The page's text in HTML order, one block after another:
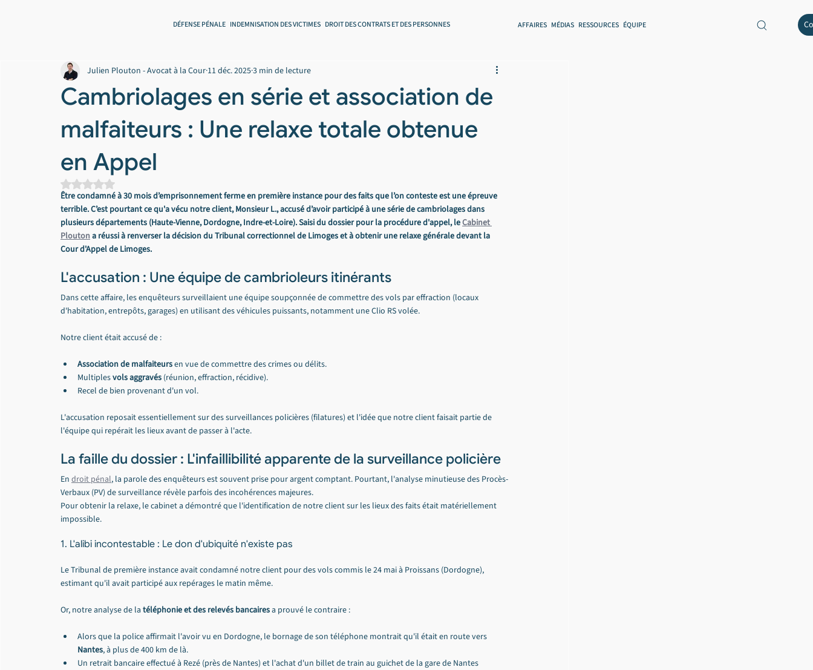
DÉFENSE PÉNALE INDEMNISATION DES VICTIMES DROIT DES CONTRATS ET DES PERSONNES AFFAIRES MÉDIAS RESSOURCES ÉQUIPE
Cambriolages en série et association de
malfaiteurs : Une relaxe totale obtenue
en Appel
Julien Plouton - Avocat à la Cour 11 déc. 20253 min de lecture
Noté NaN étoiles sur 5.
Être condamné à 30 mois d’emprisonnement ferme en première instance pour des faits que l’on conteste est une épreuve
terrible. C’est pourtant ce qu'a vécu notre client, Monsieur L., accusé d’avoir participé à une série de cambriolages dans
plusieurs départements (Haute-Vienne, Dordogne, Indre-et-Loire). Saisi du dossier pour la procédure d'appel, le Cabinet
Plouton a réussi à renverser la décision du Tribunal correctionnel de Limoges et à obtenir une relaxe générale devant la
Cour d'Appel de Limoges.
L'accusation : Une équipe de cambrioleurs itinérants
Dans cette affaire, les enquêteurs surveillaient une équipe soupçonnée de commettre des vols par effraction (locaux
d'habitation, entrepôts, garages) en utilisant des véhicules puissants, notamment une Clio RS volée.
Notre client était accusé de :
Association de malfaiteurs en vue de commettre des crimes ou délits.
Multiples vols aggravés (réunion, effraction, récidive).
Recel de bien provenant d'un vol.
L'accusation reposait essentiellement sur des surveillances policières (filatures) et l'idée que notre client faisait partie de
l'équipe qui repérait les lieux avant de passer à l'acte.
La faille du dossier : L'infaillibilité apparente de la surveillance policière
En droit pénal, la parole des enquêteurs est souvent prise pour argent comptant. Pourtant, l'analyse minutieuse des Procès-
Verbaux (PV) de surveillance révèle parfois des incohérences majeures.
Pour obtenir la relaxe, le cabinet a démontré que l'identification de notre client sur les lieux des faits était matériellement
impossible.
1. L'alibi incontestable : Le don d'ubiquité n'existe pas
Le Tribunal de première instance avait condamné notre client pour des vols commis le 24 mai à Proissans (Dordogne),
estimant qu'il avait participé aux repérages le matin même.
Or, notre analyse de la téléphonie et des relevés bancaires a prouvé le contraire :
Alors que la police affirmait l'avoir vu en Dordogne, le bornage de son téléphone montrait qu'il était en route vers
Nantes, à plus de 400 km de là.
Un retrait bancaire effectué à Rezé (près de Nantes) et l'achat d'un billet de train au guichet de la gare de Nantes